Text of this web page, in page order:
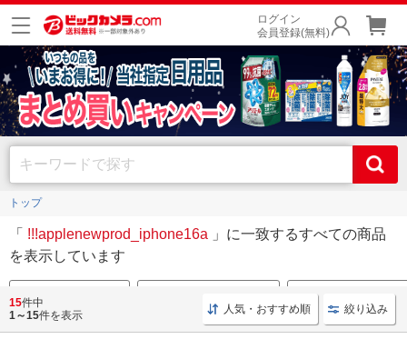
ログイン
会員登録(無料)
トップ
「 !!!applenewprod_iphone16a 」に一致するすべての商品
を表示しています
iPhone 16 Pro はこちら iPhoneキャリアモデル
15件中
1～15件を表示 人気・おすすめ順 絞り込み